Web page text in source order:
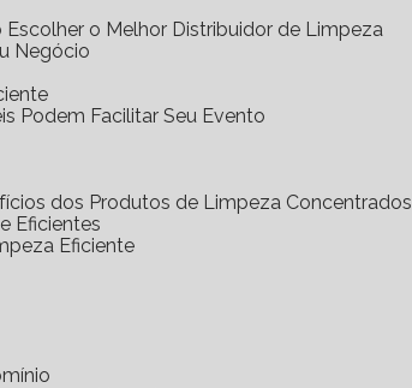
Escolher o Melhor Distribuidor de Limpeza
Negócio
Podem Facilitar Seu Evento
dos Produtos de Limpeza Concentrados
Eficientes
Eficiente